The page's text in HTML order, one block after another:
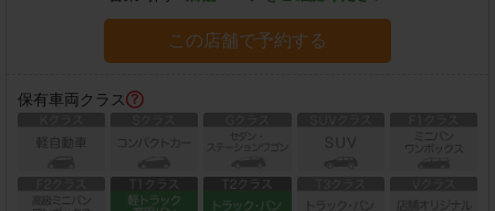
この店舗で予約する
保有車両クラス